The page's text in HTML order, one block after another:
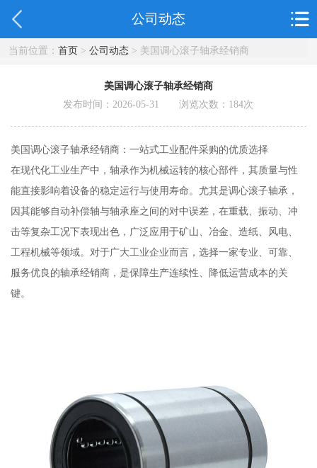
公司动态
当前位置： 首页> 公司动态> 美国调心滚子轴承经销商
美国调心滚子轴承经销商
发布时间：2026-05-31 浏览次数： 184次
美国调心滚子轴承经销商：一站式工业配件采购的优质选择
在现代化工业生产中，轴承作为机械运转的核心部件，其质量与性
能直接影响着设备的稳定运行与使用寿命。尤其是调心滚子轴承，
因其能够自动补偿轴与轴承座之间的对中误差，在重载、振动、冲
击等复杂工况下表现出色，广泛应用于矿山、冶金、造纸、风电、
工程机械等领域。对于广大工业企业而言，选择一家专业、可靠、
服务优良的轴承经销商，是保障生产连续性、降低运营成本的关
键。